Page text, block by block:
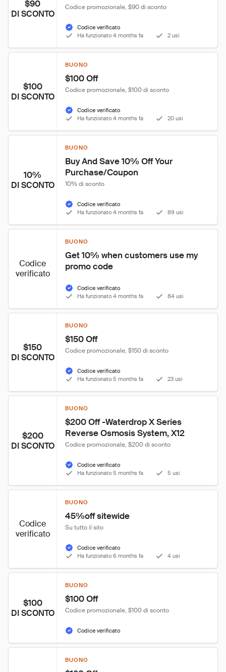
$90
DI SCONTO
Codice promozionale, $90 di sconto
Codice verificato
Ha funzionato 4 months fa
2 usi
$100
DI SCONTO
BUONO
$100 Off
Codice promozionale, $100 di sconto
Codice verificato
Ha funzionato 4 months fa
20 usi
10%
DI SCONTO
BUONO
Buy And Save 10% Off Your
Purchase/Coupon
10% di sconto
Codice verificato
Ha funzionato 4 months fa
89 usi
Codice
verificato
BUONO
Get 10% when customers use my
promo code
Codice verificato
Ha funzionato 4 months fa
84 usi
$150
DI SCONTO
BUONO
$150 Off
Codice promozionale, $150 di sconto
Codice verificato
Ha funzionato 5 months fa
23 usi
$200
DI SCONTO
BUONO
$200 Off -Waterdrop X Series
Reverse Osmosis System, X12
Codice promozionale, $200 di sconto
Codice verificato
Ha funzionato 5 months fa
5 usi
Codice
verificato
BUONO
45%off sitewide
Su tutto il sito
Codice verificato
Ha funzionato 6 months fa
4 usi
$100
DI SCONTO
BUONO
$100 Off
Codice promozionale, $100 di sconto
Codice verificato
BUONO